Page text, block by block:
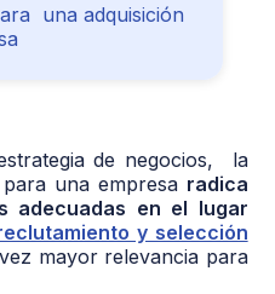
una adquisición
de negocios, la
una empresa radica
adecuadas en el lugar
y selección
mayor relevancia para